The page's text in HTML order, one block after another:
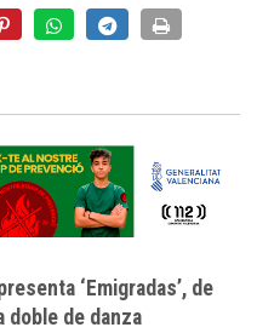
‘Emigradas’, de
doble de danza